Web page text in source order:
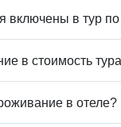
включены в тур
в стоимость
в отеле?